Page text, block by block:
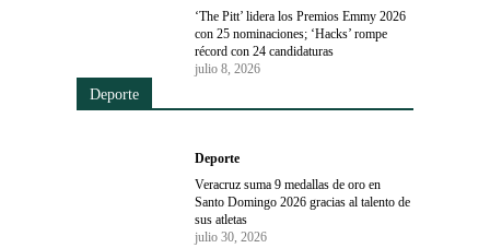
‘The Pitt’ lidera los Premios Emmy 2026
con 25 nominaciones; ‘Hacks’ rompe
récord con 24 candidaturas
julio 8, 2026
Deporte
Deporte
Veracruz suma 9 medallas de oro en
Santo Domingo 2026 gracias al talento de
sus atletas
julio 30, 2026